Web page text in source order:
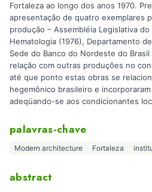
Fortaleza ao longo dos anos 1970.
apresentação de quatro exemplares
produção – Assembléia Legislativa
Hematologia (1976), Departamento
Sede do Banco do Nordeste do
relação com outras produções no
até que ponto estas obras se
hegemônico brasileiro e
adeqüando-se aos condicionantes
palavras-chave
Modern architecture Fortaleza
abstract